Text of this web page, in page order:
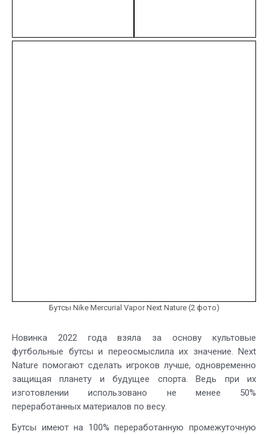
Бутсы Nike Mercurial Vapor Next Nature (2 фото)
Новинка 2022 года взяла за основу культовые
футбольные бутсы и переосмыслила их значение. Next
Nature помогают сделать игроков лучше, одновременно
защищая планету и будущее спорта. Ведь при их
изготовлении использовано не менее 50%
переработанных материалов по весу.
Бутсы имеют на 100% переработанную промежуточную